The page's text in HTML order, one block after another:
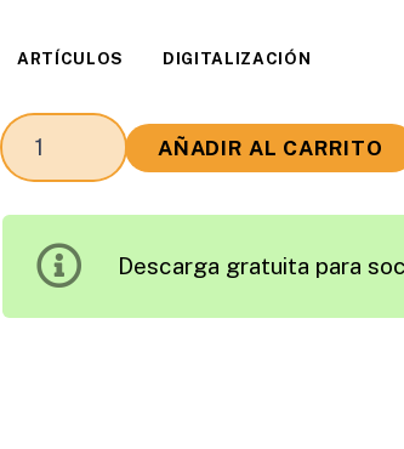
ARTÍCULOS DIGITALIZACIÓN
Sesión
de
Transferencias
AÑADIR AL CARRITO
Descarga gratuita para